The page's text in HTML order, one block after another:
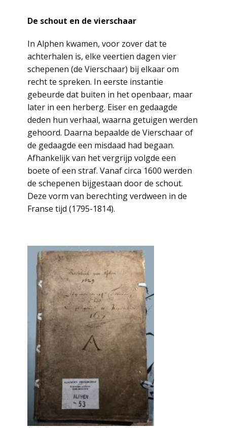
De schout en de vierschaar
In Alphen kwamen, voor zover dat te
achterhalen is, elke veertien dagen vier
schepenen (de Vierschaar) bij elkaar om
recht te spreken. In eerste instantie
gebeurde dat buiten in het openbaar, maar
later in een herberg. Eiser en gedaagde
deden hun verhaal, waarna getuigen werden
gehoord. Daarna bepaalde de Vierschaar of
de gedaagde een misdaad had begaan.
Afhankelijk van het vergrijp volgde een
boete of een straf. Vanaf circa 1600 werden
de schepenen bijgestaan door de schout.
Deze vorm van berechting verdween in de
Franse tijd (1795-1814).